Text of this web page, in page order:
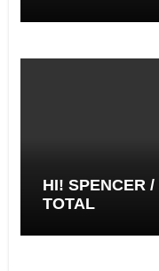
HI! SPENCER
TOTAL